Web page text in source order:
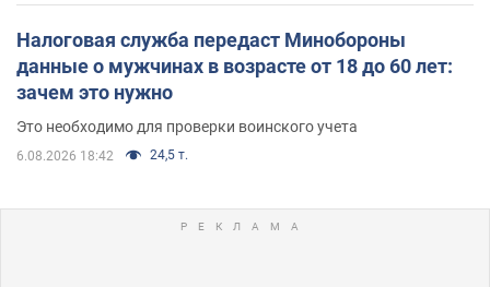
Налоговая служба передаст Минобороны
данные о мужчинах в возрасте от 18 до 60 лет:
зачем это нужно
Это необходимо для проверки воинского учета
6.08.2026 18:42 24,5 т.